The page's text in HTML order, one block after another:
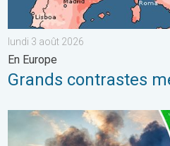
lundi 3 août 2026
En Europe
Grands contrastes
Des feux font rage en Europe